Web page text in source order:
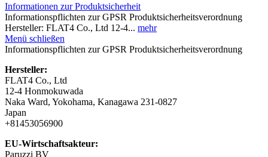
Informationen zur Produktsicherheit
Informationspflichten zur GPSR Produktsicherheitsverordnung
Hersteller: FLAT4 Co., Ltd 12-4... mehr
Menü schließen
Informationspflichten zur GPSR Produktsicherheitsverordnung
Hersteller:
FLAT4 Co., Ltd
12-4 Honmokuwada
Naka Ward, Yokohama, Kanagawa 231-0827
Japan
+81453056900
EU-Wirtschaftsakteur:
Paruzzi BV